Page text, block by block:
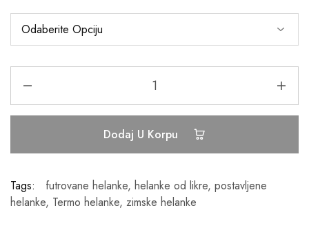
Dodaj U Korpu
Tags: futrovane helanke, helanke od likre, postavljene
helanke, Termo helanke, zimske helanke